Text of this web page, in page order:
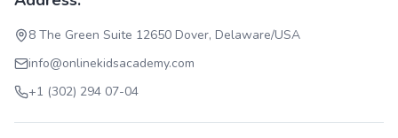
8 The Green Suite 12650 Dover, Delaware/USA
info@onlinekidsacademy.com
+1 (302) 294 07-04